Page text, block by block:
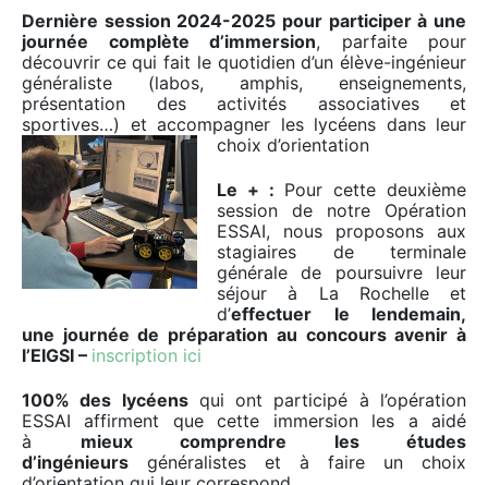
Dernière session 2024-2025 pour participer à une
journée complète d’immersion, parfaite pour
découvrir ce qui fait le quotidien d’un élève-ingénieur
généraliste (labos, amphis, enseignements,
présentation des activités associatives et
sportives…) et accompagner les lycéens dans leur
choix d’orientation
Le + : Pour cette deuxième
session de notre Opération
ESSAI, nous proposons aux
stagiaires de terminale
générale de poursuivre leur
séjour à La Rochelle et
d’effectuer le lendemain,
une journée de préparation au concours avenir à
l’EIGSI – inscription ici
100% des lycéensqui ont participé à l’opération
ESSAI affirment que cette immersion les a aidé
à mieux comprendre les études
d’ingénieurs généralistes et à faire un choix